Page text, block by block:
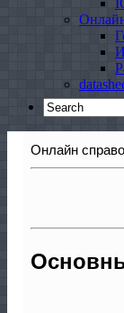
Search
for:
Онлайн